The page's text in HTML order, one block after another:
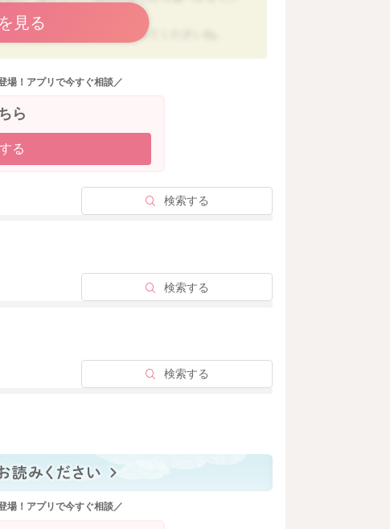
り積むイメージで進めてみてくださいね。
少量ずつ食べさせることを推奨する流れにな
ぜて食べさせていけると安心です。
いきましょう。もし食べなければ無理強いし
見る
場！アプリで今すぐ相談／
ら
る
検索する
検索する
検索する
場！アプリで今すぐ相談／